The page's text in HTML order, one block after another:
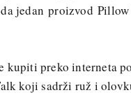
jedan proizvod
kupiti preko interneta
koji sadrži ruž i